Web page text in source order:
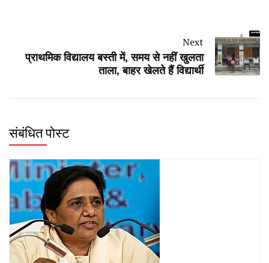
Next
प्राथमिक विद्यालय बस्ती में, समय से नहीं खुलता
ताला, बाहर खेलते हैं विद्यार्थी
संबंधित पोस्ट